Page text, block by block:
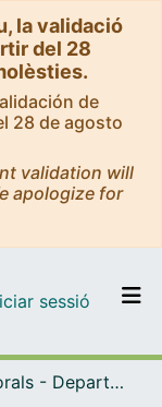
la validació
del 28
de
28 de agosto
validation will
apologize for
tot el DD
sessió (current)
Tesis Doctorals - Departament - Dret Penal i Ciències Penals